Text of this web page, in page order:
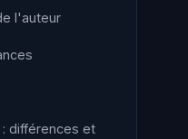
l'auteur
: différences et